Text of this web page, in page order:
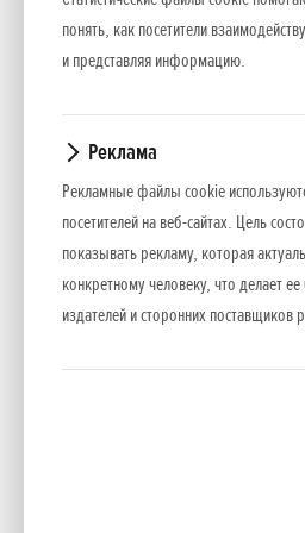
понять, как посетители
и представляя информацию.
Реклама
Рекламные файлы cookie
посетителей на веб-сайтах. Цель
показывать рекламу, которая
конкретному человеку, что делает
издателей и сторонних поставщиков
Трансмиссия
Большее количество передач
практичность и мощность.
распределяет крутящий момент,
сможете найти для себя
Поворотная ручка
Оснащенная системой
можно настроить так, чтобы
оставляя своих следов на газоне
проезжая по уже обработанной